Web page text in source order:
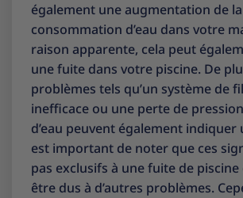
également une augmentation de la
consommation d’eau dans votre
raison apparente, cela peut
une fuite dans votre piscine. De
problèmes tels qu’un système de
inefficace ou une perte de
d’eau peuvent également indiquer
est important de noter que ces
pas exclusifs à une fuite de
être dus à d’autres problèmes.